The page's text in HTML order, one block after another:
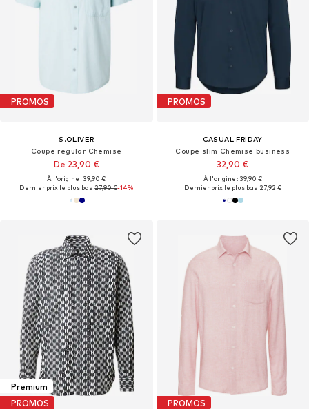
PROMOS
S.OLIVER
Coupe regular Chemise
De 23,90 €
À l'origine : 39,90 €
Dernier prix le plus bas :27,90 €-14%
PROMOS
CASUAL FRIDAY
Coupe slim Chemise business
32,90 €
À l'origine : 39,90 €
Dernier prix le plus bas :27,92 €
Premium
PROMOS
PROMOS